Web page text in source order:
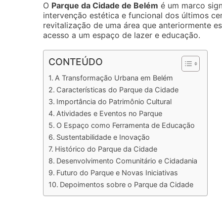
O Parque da Cidade de Belém é um marco
intervenção estética e funcional dos últimos
revitalização de uma área que anteriormente
acesso a um espaço de lazer e educação.
CONTEÚDO
A Transformação Urbana em Belém
Características do Parque da Cidade
Importância do Patrimônio Cultural
Atividades e Eventos no Parque
O Espaço como Ferramenta de Educação
Sustentabilidade e Inovação
Histórico do Parque da Cidade
Desenvolvimento Comunitário e Cidadania
Futuro do Parque e Novas Iniciativas
Depoimentos sobre o Parque da Cidade